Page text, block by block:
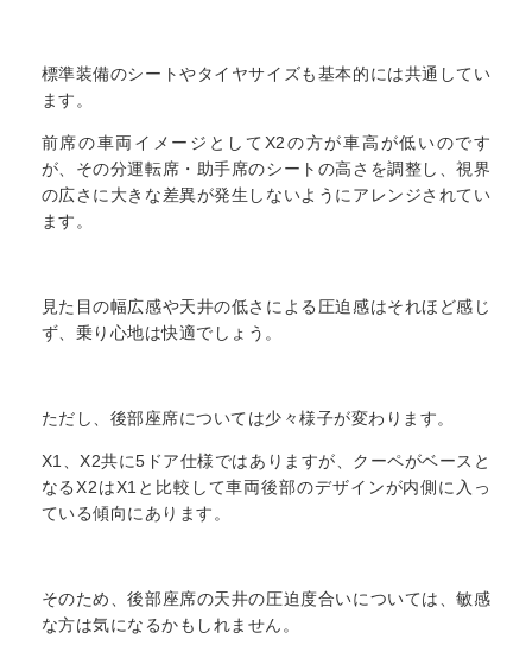
標準装備のシートやタイヤサイズも基本的には共通してい
ます。
前席の車両イメージとしてX2の方が車高が低いのです
が、その分運転席・助手席のシートの高さを調整し、視界
の広さに大きな差異が発生しないようにアレンジされてい
ます。
見た目の幅広感や天井の低さによる圧迫感はそれほど感じ
ず、乗り心地は快適でしょう。
ただし、後部座席については少々様子が変わります。
X1、X2共に5ドア仕様ではありますが、クーペがベースと
なるX2はX1と比較して車両後部のデザインが内側に入っ
ている傾向にあります。
そのため、後部座席の天井の圧迫度合いについては、敏感
な方は気になるかもしれません。